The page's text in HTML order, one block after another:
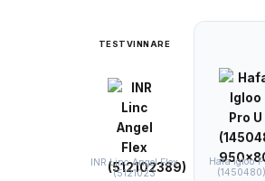
TESTVINNARE
INR Linc Angel Flex
(5121023
Hafa Igloo